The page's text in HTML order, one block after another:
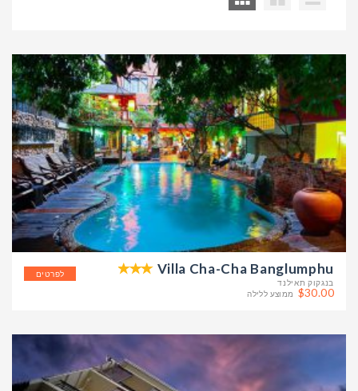
לפרטים Villa Cha-Cha Banglumphu
בנגקוק תאילנד
$30.00 ממוצע ללילה